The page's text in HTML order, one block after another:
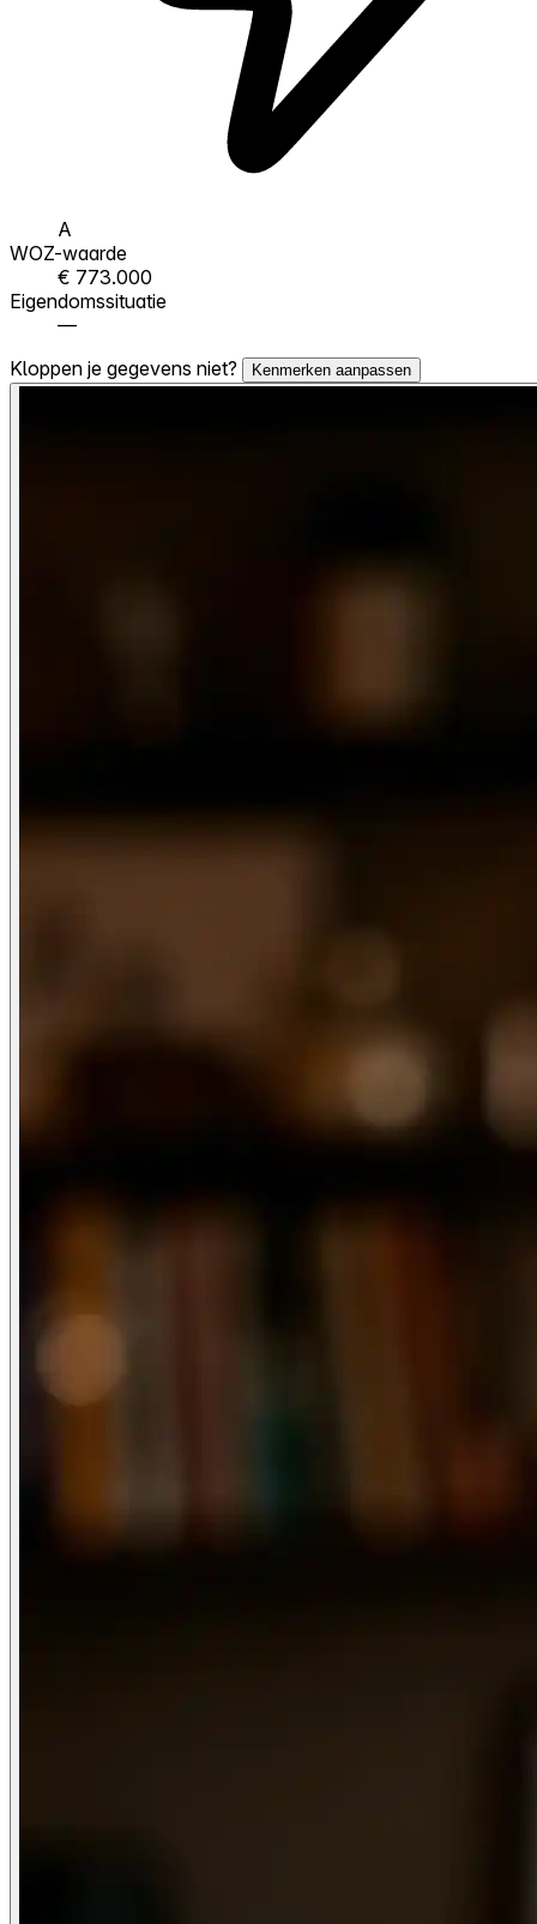
A
WOZ-waarde
€ 773.000
Eigendomssituatie
—
Kloppen je gegevens niet?
Kenmerken aanpassen